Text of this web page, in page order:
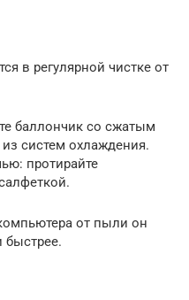
в регулярной чистке от
баллончик со сжатым
систем охлаждения.
протирайте
от пыли он
быстрее.